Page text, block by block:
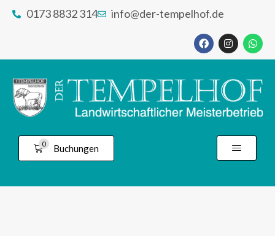
0173 8832 314 info@der-tempelhof.de
0 Buchungen